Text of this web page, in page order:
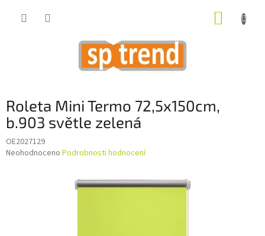
Roleta Mini Termo 72,5x150cm,
b.903 světle zelená
OE2027129
Průměrné
Neohodnoceno Podrobnosti hodnocení